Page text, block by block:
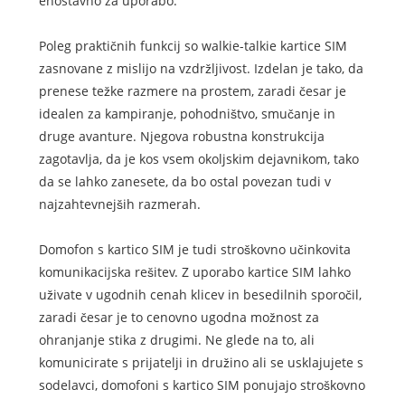
Poleg praktičnih funkcij so walkie-talkie kartice SIM
zasnovane z mislijo na vzdržljivost. Izdelan je tako, da
prenese težke razmere na prostem, zaradi česar je
idealen za kampiranje, pohodništvo, smučanje in
druge avanture. Njegova robustna konstrukcija
zagotavlja, da je kos vsem okoljskim dejavnikom, tako
da se lahko zanesete, da bo ostal povezan tudi v
najzahtevnejših razmerah.
Domofon s kartico SIM je tudi stroškovno učinkovita
komunikacijska rešitev. Z uporabo kartice SIM lahko
uživate v ugodnih cenah klicev in besedilnih sporočil,
zaradi česar je to cenovno ugodna možnost za
ohranjanje stika z drugimi. Ne glede na to, ali
komunicirate s prijatelji in družino ali se usklajujete s
sodelavci, domofoni s kartico SIM ponujajo stroškovno